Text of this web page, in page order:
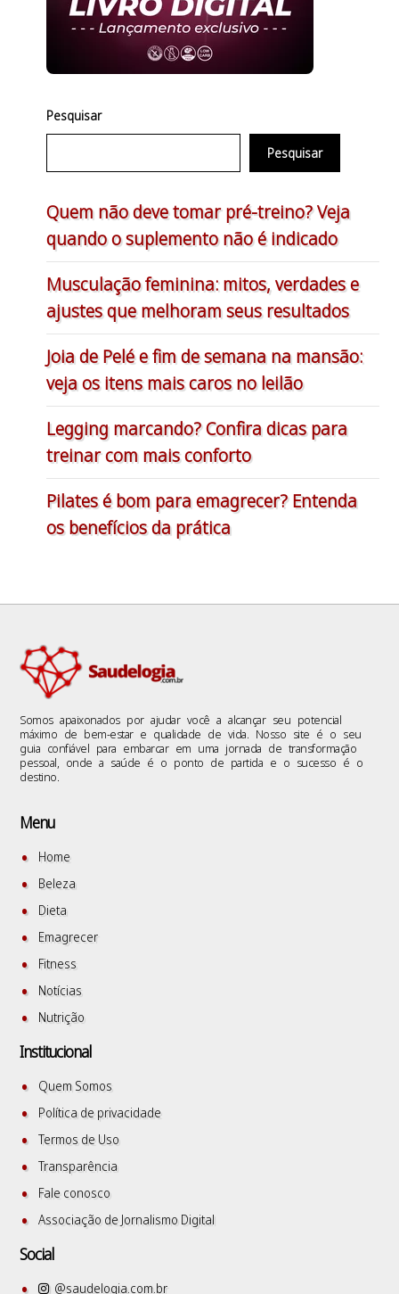
Pesquisar
Pesquisar
Quem não deve tomar pré-treino? Veja
quando o suplemento não é indicado
Musculação feminina: mitos, verdades e
ajustes que melhoram seus resultados
Joia de Pelé e fim de semana na mansão:
veja os itens mais caros no leilão
Legging marcando? Confira dicas para
treinar com mais conforto
Pilates é bom para emagrecer? Entenda
os benefícios da prática
Somos apaixonados por ajudar você a alcançar seu potencial
máximo de bem-estar e qualidade de vida. Nosso site é o seu
guia confiável para embarcar em uma jornada de transformação
pessoal, onde a saúde é o ponto de partida e o sucesso é o
destino.
Menu
Home
Beleza
Dieta
Emagrecer
Fitness
Notícias
Nutrição
Institucional
Quem Somos
Política de privacidade
Termos de Uso
Transparência
Fale conosco
Associação de Jornalismo Digital
Social
@saudelogia.com.br